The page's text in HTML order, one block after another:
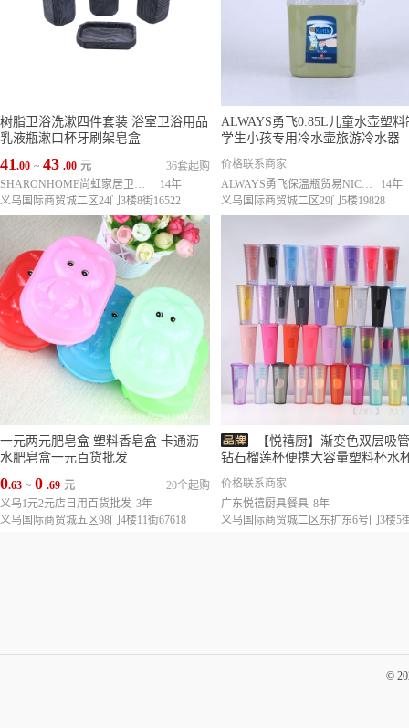
树脂卫浴洗漱四件套装 浴室卫浴用品
乳液瓶漱口杯牙刷架皂盒
41.00 ~ 43 .00 元
36套起购
SHARONHOME尚虹家居卫浴用品厂
14年
义乌国际商贸城二区24门3楼8街16522
ALWAYS勇飞0.85L儿童水壶塑料
学生小孩专用冷水壶旅游冷水器
价格联系商家
ALWAYS勇飞保温瓶贸易NICEDAY
14年
义乌国际商贸城二区29门5楼19828
一元两元肥皂盒 塑料香皂盒 卡通沥
水肥皂盒一元百货批发
0.63 ~ 0 .69 元
20个起购
义乌1元2元店日用百货批发 3年
义乌国际商贸城五区98门4楼11街67618
【悦禧厨】渐变色双层吸
钻石榴莲杯便携大容量塑料杯水
价格联系商家
广东悦禧厨具餐具 8年
©